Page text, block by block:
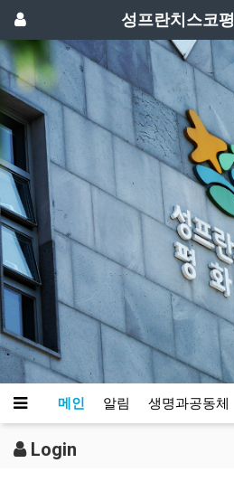
성프란치스코
메인 알림 생명과공동체
Login